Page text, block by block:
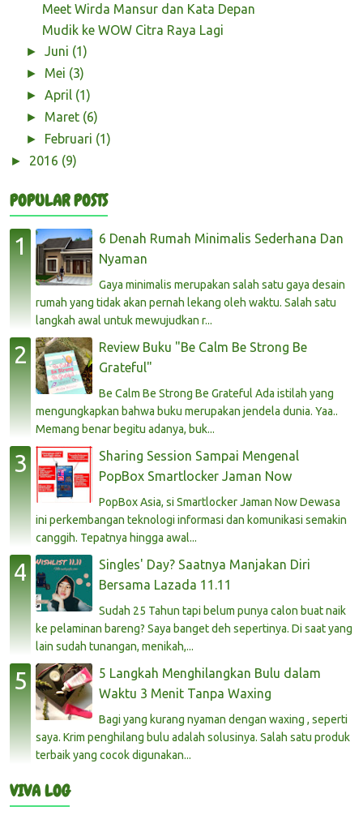
Meet Wirda Mansur dan Kata Depan
Mudik ke WOW Citra Raya Lagi
► Juni (1)
► Mei (3)
►April (1)
► Maret (6)
► Februari (1)
► 2016 (9)
POPULAR POSTS
6 Denah Rumah Minimalis Sederhana Dan
Nyaman
Gaya minimalis merupakan salah satu gaya desain
rumah yang tidak akan pernah lekang oleh waktu. Salah satu
langkah awal untuk mewujudkan r...
Review Buku "Be Calm Be Strong Be
Grateful"
Be Calm Be Strong Be Grateful Ada istilah yang
mengungkapkan bahwa buku merupakan jendela dunia. Yaa..
Memang benar begitu adanya, buk...
Sharing Session Sampai Mengenal
PopBox Smartlocker Jaman Now
PopBox Asia, si Smartlocker Jaman Now Dewasa
ini perkembangan teknologi informasi dan komunikasi semakin
canggih. Tepatnya hingga awal...
Singles' Day? Saatnya Manjakan Diri
Bersama Lazada 11.11
Sudah 25 Tahun tapi belum punya calon buat naik
ke pelaminan bareng? Saya banget deh sepertinya. Di saat yang
lain sudah tunangan, menikah,...
5 Langkah Menghilangkan Bulu dalam
Waktu 3 Menit Tanpa Waxing
Bagi yang kurang nyaman dengan waxing , seperti
saya. Krim penghilang bulu adalah solusinya. Salah satu produk
terbaik yang cocok digunakan...
VIVA LOG